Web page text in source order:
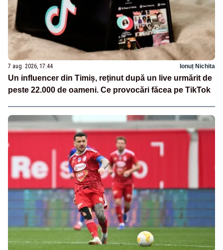
7 aug. 2026, 17:44 Ionuț Nichita
Un influencer din Timiș, reținut după un live urmărit de
peste 22.000 de oameni. Ce provocări făcea pe TikTok